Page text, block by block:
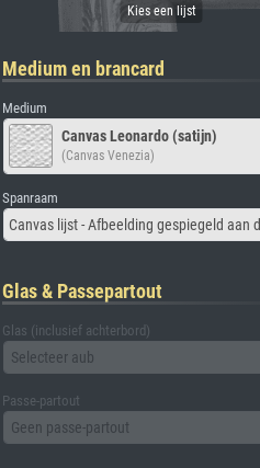
Medium en brancard
Medium
Canvas Leonardo (satijn)
(Canvas Venezia)
Spanraam
Glas & Passepartout
Glas (inclusief achterbord)
Selecteer aub
Passe-partout
Geen passe-partout